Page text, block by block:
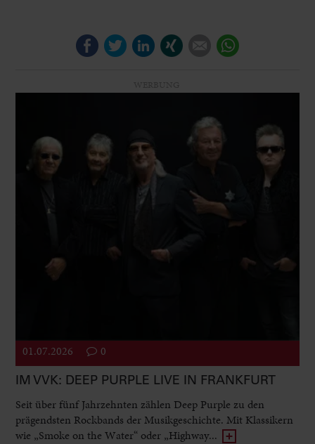
FacebookTwitterLinkedIn E-mail
01.07.2026 0
IM VVK: DEEP PURPLE LIVE IN FRANKFURT
Seit über fünf Jahrzehnten zählen Deep Purple zu den
prägendsten Rockbands der Musikgeschichte. Mit Klassikern
wie „Smoke on the Water“ oder „Highway...